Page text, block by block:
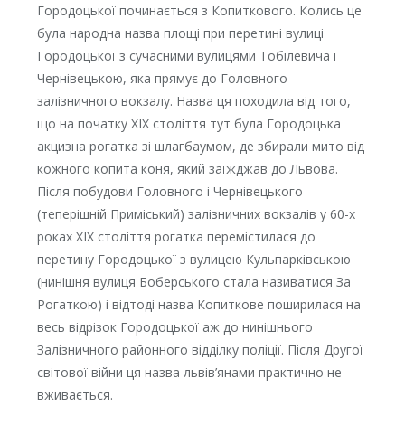
Городоцької починається з Копиткового. Колись це
була народна назва площі при перетині вулиці
Городоцької з сучасними вулицями Тобілевича і
Чернівецькою, яка прямує до Головного
залізничного вокзалу. Назва ця походила від того,
що на початку XIX століття тут була Городоцька
акцизна рогатка зі шлагбаумом, де збирали мито від
кожного копита коня, який заїжджав до Львова.
Після побудови Головного і Чернівецького
(теперішній Приміський) залізничних вокзалів у 60-х
роках XIX століття рогатка перемістилася до
перетину Городоцької з вулицею Кульпарківською
(нинішня вулиця Боберського стала називатися За
Рогаткою) і відтоді назва Копиткове поширилася на
весь відрізок Городоцької аж до нинішнього
Залізничного районного відділку поліції. Після Другої
світової війни ця назва львів’янами практично не
вживається.